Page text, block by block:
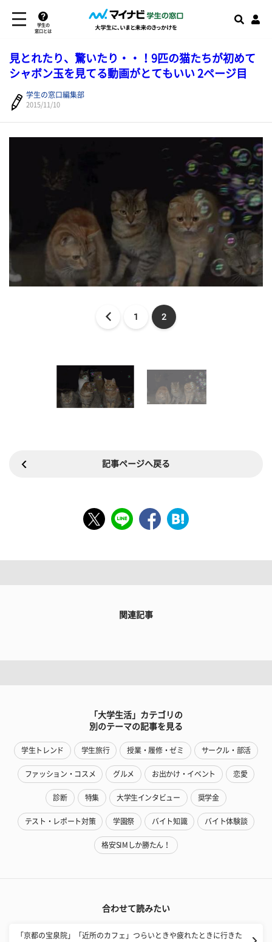
学生の
窓口とは
見とれたり、驚いたり・・！9匹の猫たちが初めて
シャボン玉を見てる動画がとてもいい 2ページ目
学生の窓口編集部
2015/11/10
1 2
記事ページへ戻る
関連記事
「大学生活」カテゴリの
別のテーマの記事を見る
学生トレンド 学生旅行 授業・履修・ゼミ サークル・部活
ファッション・コスメ グルメ お出かけ・イベント 恋愛
診断 特集 大学生インタビュー 奨学金
テスト・レポート対策 学園祭 バイト知識 バイト体験談
格安SIMしか勝たん！
合わせて読みたい
「京都の宝泉院」「近所のカフェ」つらいときや疲れたときに行きた